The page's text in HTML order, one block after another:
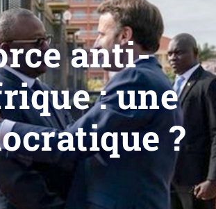
anti-
: une
?